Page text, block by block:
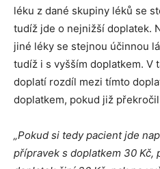
léku z dané skupiny léků se
tudíž jde o nejnižší doplatek.
jiné léky se stejnou účinnou
tudíž i s vyšším doplatkem. V
doplatí rozdíl mezi tímto
doplatkem, pokud již
„Pokud si tedy pacient jde
přípravek s doplatkem 30 Kč,